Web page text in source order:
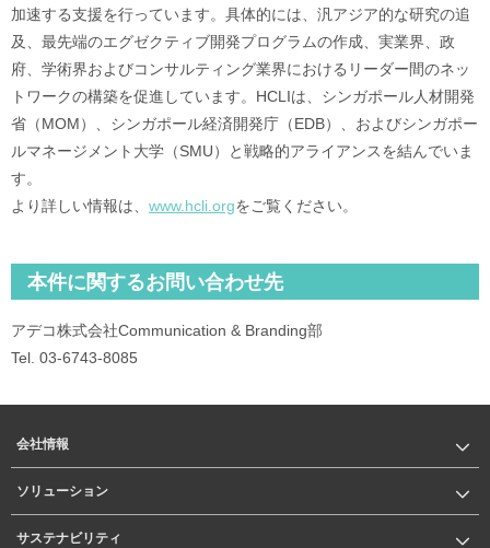
加速する支援を行っています。具体的には、汎アジア的な研究の追
及、最先端のエグゼクティブ開発プログラムの作成、実業界、政
府、学術界およびコンサルティング業界におけるリーダー間のネッ
トワークの構築を促進しています。HCLIは、シンガポール人材開発
省（MOM）、シンガポール経済開発庁（EDB）、およびシンガポー
ルマネージメント大学（SMU）と戦略的アライアンスを結んでいま
す。
より詳しい情報は、 www.hcli.orgをご覧ください。
本件に関するお問い合わせ先
アデコ株式会社Communication & Branding部
Tel. 03-6743-8085
会社情報
ソリューション
サステナビリティ